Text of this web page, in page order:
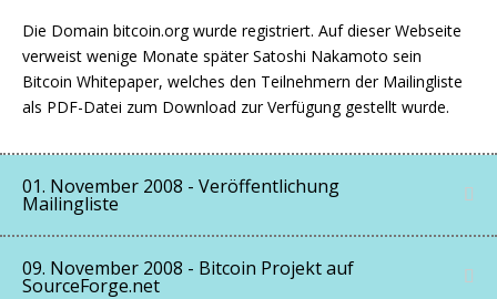
Die Domain bitcoin.org wurde registriert. Auf dieser Webseite
verweist wenige Monate später Satoshi Nakamoto sein
Bitcoin Whitepaper, welches den Teilnehmern der Mailingliste
als PDF-Datei zum Download zur Verfügung gestellt wurde.
01. November 2008 - Veröffentlichung
Mailingliste
09. November 2008 - Bitcoin Projekt auf
SourceForge.net